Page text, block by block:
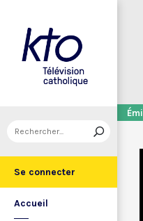
Se connecter
Accueil